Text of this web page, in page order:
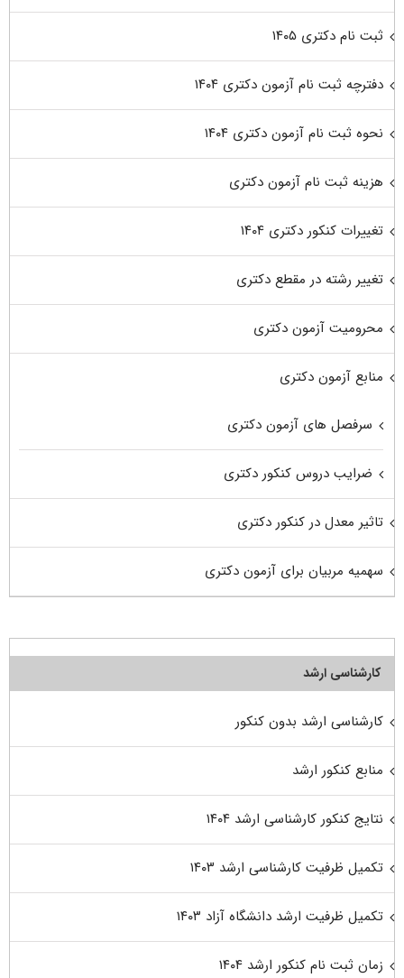
ثبت نام دکتری ۱۴۰۵
دفترچه ثبت نام آزمون دکتری ۱۴۰۴
نحوه ثبت نام آزمون دکتری ۱۴۰۴
هزینه ثبت نام آزمون دکتری
تغییرات کنکور دکتری ۱۴۰۴
تغییر رشته در مقطع دکتری
محرومیت آزمون دکتری
منابع آزمون دکتری
سرفصل های آزمون دکتری
ضرایب دروس کنکور دکتری
تاثیر معدل در کنکور دکتری
سهمیه مربیان برای آزمون دکتری
کارشناسی ارشد
کارشناسی ارشد بدون کنکور
منابع کنکور ارشد
نتایج کنکور کارشناسی ارشد ۱۴۰۴
تکمیل ظرفیت کارشناسی ارشد ۱۴۰۳
تکمیل ظرفیت ارشد دانشگاه آزاد ۱۴۰۳
زمان ثبت نام کنکور ارشد ۱۴۰۴